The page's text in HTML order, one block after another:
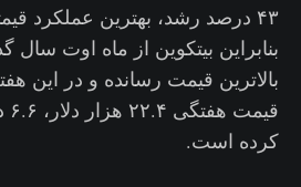
۴۳ درصد رشد، بهترین عملکرد
بنابراین بیتکوین از ماه اوت سال
بالاترین قیمت رسانده و در این
کرده است.